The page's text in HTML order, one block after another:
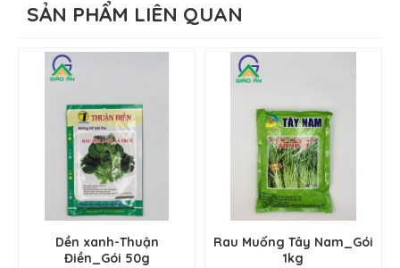
SẢN PHẨM LIÊN QUAN
Dền xanh-Thuận
Điền_Gói 50g
Rau Muống Tây Nam_Gói
1kg